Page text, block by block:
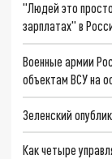
"Людей это
зарплатах" в
Военные армии
объектам ВСУ на
Зеленский
Как четыре